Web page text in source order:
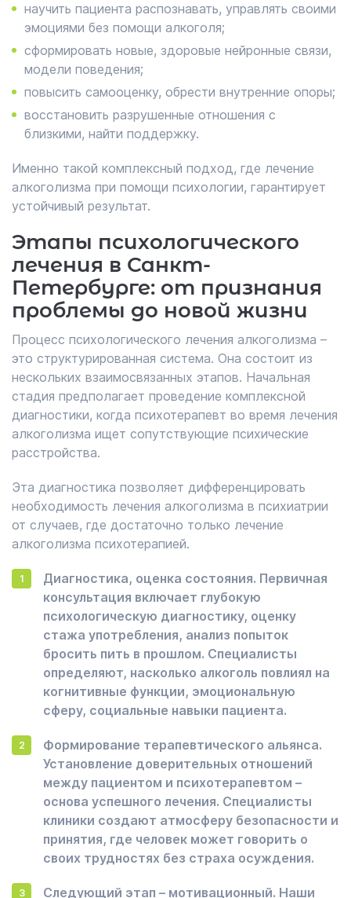
научить пациента распознавать, управлять своими
эмоциями без помощи алкоголя;
сформировать новые, здоровые нейронные связи,
модели поведения;
повысить самооценку, обрести внутренние опоры;
восстановить разрушенные отношения с
близкими, найти поддержку.
Именно такой комплексный подход, где лечение
алкоголизма при помощи психологии, гарантирует
устойчивый результат.
Этапы психологического
лечения в Санкт-
Петербурге: от признания
проблемы до новой жизни
Процесс психологического лечения алкоголизма –
это структурированная система. Она состоит из
нескольких взаимосвязанных этапов. Начальная
стадия предполагает проведение комплексной
диагностики, когда психотерапевт во время лечения
алкоголизма ищет сопутствующие психические
расстройства.
Эта диагностика позволяет дифференцировать
необходимость лечения алкоголизма в психиатрии
от случаев, где достаточно только лечение
алкоголизма психотерапией.
Диагностика, оценка состояния. Первичная
консультация включает глубокую
психологическую диагностику, оценку
стажа употребления, анализ попыток
бросить пить в прошлом. Специалисты
определяют, насколько алкоголь повлиял на
когнитивные функции, эмоциональную
сферу, социальные навыки пациента.
Формирование терапевтического альянса.
Установление доверительных отношений
между пациентом и психотерапевтом –
основа успешного лечения. Специалисты
клиники создают атмосферу безопасности и
принятия, где человек может говорить о
своих трудностях без страха осуждения.
Следующий этап – мотивационный. Наши